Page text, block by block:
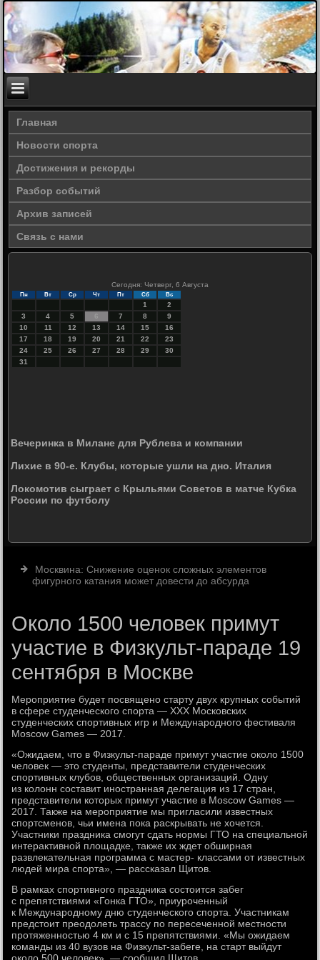
Главная
Новости спорта
Достижения и рекорды
Разбор событий
Архив записей
Связь с нами
Сегодня: Четверг, 6 Августа
Пн Вт Ср Чт Пт Сб Вс
1
2
3
4 5 6 7 8
9
10
11 12 13 14 15
16
17
18 19 20 21 22
23
24
25 26 27 28 29
30
31
Вечеринка в Милане для Рублева и компании
Лихие в 90-е. Клубы, которые ушли на дно. Италия
Локомотив сыграет с Крыльями Советов в матче Кубка
России по футболу
Москвина: Cнижение оценок сложных элементов
фигурного катания может довести до абсурда
Около 1500 человек примут
участие в Физкульт-параде 19
сентября в Москве
Мероприятие будет посвящено старту двух крупных событий
в сфере студенческого спорта — XXX Московских
студенческих спортивных игр и Международного фестиваля
Moscow Games — 2017.
«Ожидаем, что в Физкульт-параде примут участие около 1500
человек — это студенты, представители студенческих
спортивных клубов, общественных организаций. Одну
из колонн составит иностранная делегация из 17 стран,
представители которых примут участие в Moscow Games —
2017. Также на мероприятие мы пригласили известных
спортсменов, чьи имена пока раскрывать не хочется.
Участники праздника смогут сдать нормы ГТО на специальной
интерактивной площадке, также их ждет обширная
развлекательная программа с мастер- классами от известных
людей мира спорта», — рассказал Щитов.
В рамках спортивного праздника состоится забег
с препятствиями «Гонка ГТО», приуроченный
к Международному дню студенческого спорта. Участникам
предстоит преодолеть трассу по пересеченной местности
протяженностью 4 км и с 15 препятствиями. «Мы ожидаем
команды из 40 вузов на Физкульт-забеге, на старт выйдут